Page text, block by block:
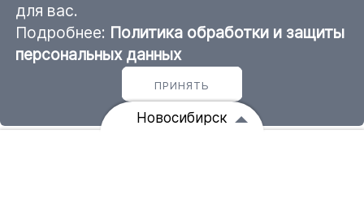
Новосибирск
для вас.
Подробнее: Политика обработки и защиты
персональных данных
ПРИНЯТЬ